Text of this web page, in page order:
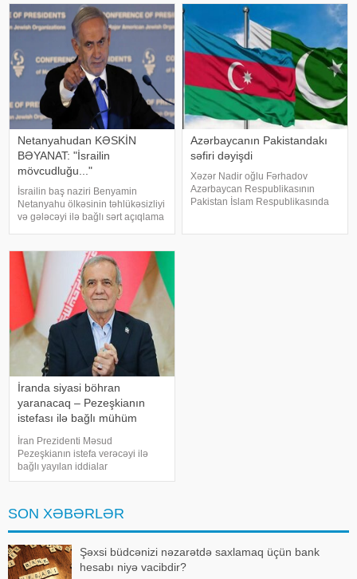
görə, Prezidenti İlham Əliyev bu
barədə bu gün Donald Trampla
telefo
ictimai müzakirələrə səbəb olub. .
Deputat Şah İsmayılın adını
daşıyan ordeni
Netanyahudan KƏSKİN
BƏYANAT: "İsrailin
mövcudluğu..."
İsrailin baş naziri Benyamin
Netanyahu ölkəsinin təhlükəsizliyi
və gələcəyi ilə bağlı sərt açıqlama
suverenliyinin heç bir halda
güzəştə gedilməyəcək əsas prinsi
Azərbaycanın Pakistandakı
səfiri dəyişdi
Xəzər Nadir oğlu Fərhadov
Azərbaycan Respublikasının
Pakistan İslam Respublikasında
İranda siyasi böhran
yaranacaq – Pezeşkianın
istefası ilə bağlı mühüm
açıqlama
İran Prezidenti Məsud
Pezeşkianın istefa verəcəyi ilə
bağlı yayılan iddialar
müzakirələrə səbəb olub. Bəs
böhrana yol aça bilərmi?. Mövzu
ilə bağlı -a danışan siyas
SON XƏBƏRLƏR
Şəxsi büdcənizi nəzarətdə saxlamaq üçün bank
hesabı niyə vacibdir?